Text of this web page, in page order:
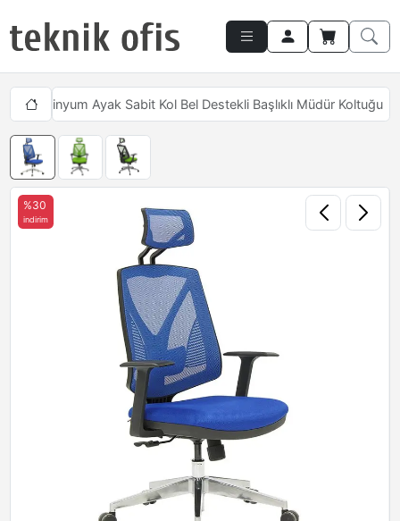
Alüminyum Ayak Sabit Kol Bel Destekli Başlıklı Müdür Koltuğu
%30
indirim